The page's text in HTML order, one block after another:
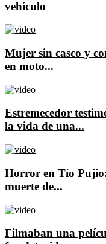
vehículo
Mujer sin casco y
en moto...
Estremecedor
la vida de una...
Horror en Tío
muerte de...
Filmaban una